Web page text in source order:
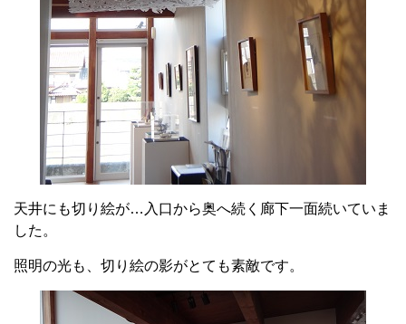
天井にも切り絵が…入口から奥へ続く廊下一面続いていま
した。
照明の光も、切り絵の影がとても素敵です。